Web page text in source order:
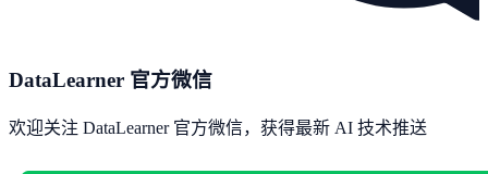
DataLearner 官方微信
欢迎关注 DataLearner 官方微信，获得最新 AI 技术推送